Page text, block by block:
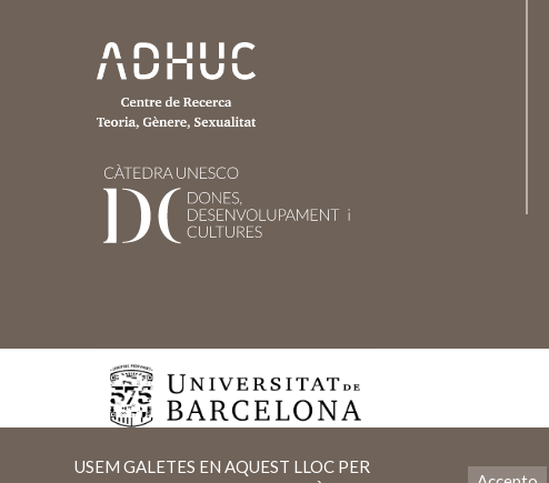
USEM GALETES EN AQUEST LLOC PER